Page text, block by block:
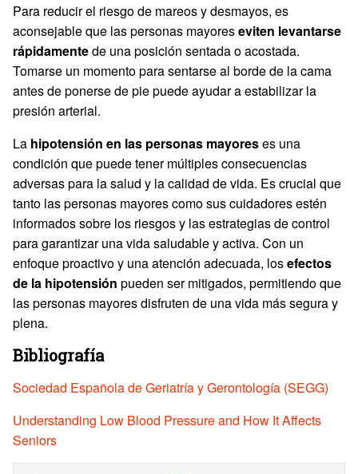
Para reducir el riesgo de mareos y desmayos, es
aconsejable que las personas mayoreseviten levantarse
rápidamentede una posición sentada o acostada.
Tomarse un momento para sentarse al borde de la cama
antes de ponerse de pie puede ayudar a estabilizar la
presión arterial.
La hipotensión en las personas mayoreses una
condición que puede tener múltiples consecuencias
adversas para la salud y la calidad de vida. Es crucial que
tanto las personas mayores como sus cuidadores estén
informados sobre los riesgos y las estrategias de control
para garantizar una vida saludable y activa. Con un
enfoque proactivo y una atención adecuada, losefectos
de la hipotensión pueden ser mitigados, permitiendo que
las personas mayores disfruten de una vida más segura y
plena.
Bibliografía
Sociedad Española de Geriatría y Gerontología (SEGG)
Understanding Low Blood Pressure and How It Affects
Seniors